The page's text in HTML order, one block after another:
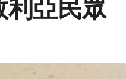
利亞民